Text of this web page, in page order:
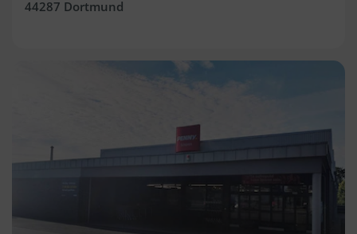
44287 Dortmund